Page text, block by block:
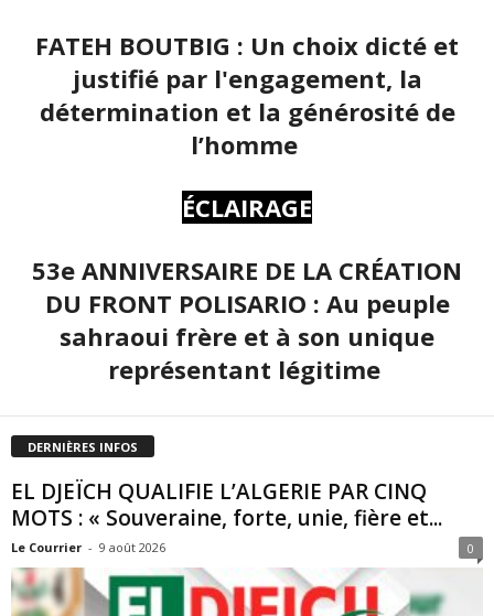
FATEH BOUTBIG : Un choix dicté et
justifié par l'engagement, la
détermination et la générosité de
l’homme
ÉCLAIRAGE
53e ANNIVERSAIRE DE LA CRÉATION
DU FRONT POLISARIO : Au peuple
sahraoui frère et à son unique
représentant légitime
DERNIÈRES INFOS
EL DJEÏCH QUALIFIE L’ALGERIE PAR CINQ
MOTS : « Souveraine, forte, unie, fière et...
Le Courrier - 9 août 2026 0